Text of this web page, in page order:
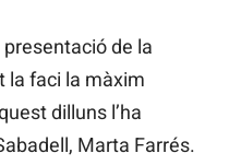
de la
la faci la màxim
dilluns l’ha
Marta Farrés.